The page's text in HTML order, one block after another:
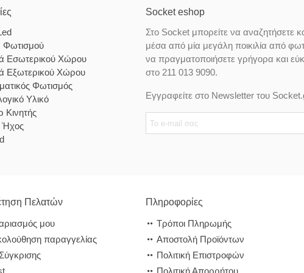
Φωτισμού
Εσωτερικού Χώρου
Εξωτερικού Χώρου
Φωτισμός
Υλικό
Κινητής
Ήχος
Socket eshop
Στο Socket μπορείτε να αναζητήσετε
μέσα από μία μεγάλη ποικιλία από
να πραγματοποιήσετε γρήγορα και
στο 211 013 9090.
Εγγραφείτε στο Newsletter του
Πελατών
μου
παραγγελίας
Πληροφορίες
Τρόποι Πληρωμής
Αποστολή Προϊόντων
Πολιτική Επιστροφών
Πολιτική Απορρήτου